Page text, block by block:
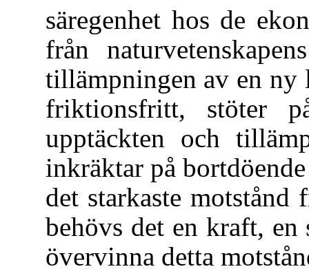
säregenhet hos de
från
tillämpningen av en ny
friktionsfritt, stöter
upptäckten och
inkräktar på
det starkaste motstånd
behövs det en kraft,
övervinna detta